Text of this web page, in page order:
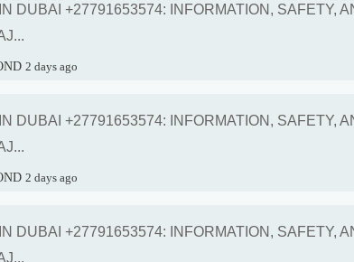
DUBAI +27791653574: INFORMATION, SAFETY,
2 days ago
DUBAI +27791653574: INFORMATION, SAFETY,
2 days ago
DUBAI +27791653574: INFORMATION, SAFETY,